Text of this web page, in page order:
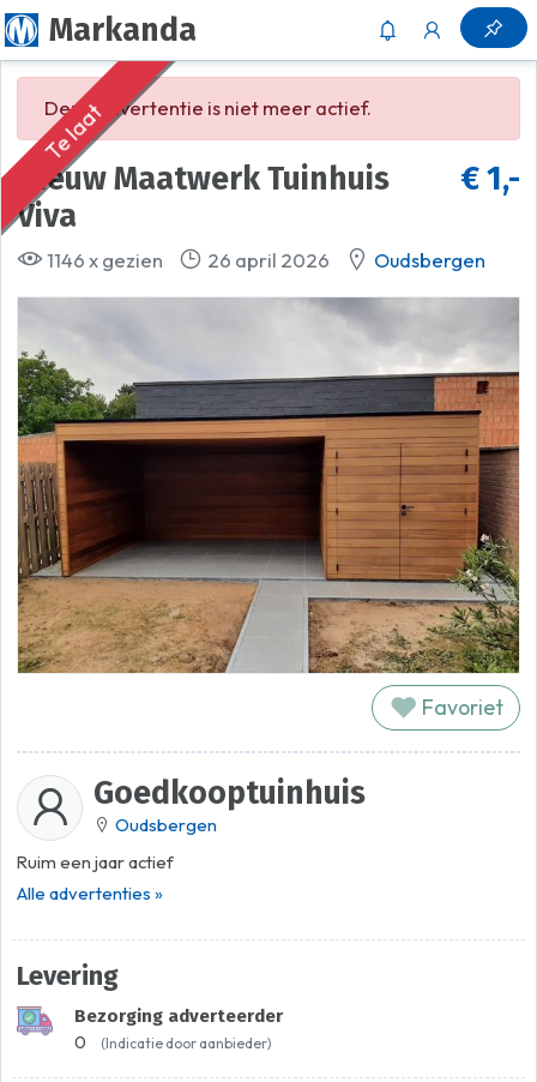
Markanda
Te laat
Deze advertentie is niet meer actief.
€ 1,-
Viva
1146 x gezien 26 april 2026 Oudsbergen
Favoriet
Goedkooptuinhuis
Oudsbergen
Ruim een jaar actief
Alle advertenties »
Levering
Bezorging adverteerder
0 (Indicatie door aanbieder)